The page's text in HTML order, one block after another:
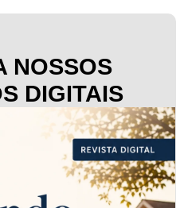
NOSSOS
DIGITAIS